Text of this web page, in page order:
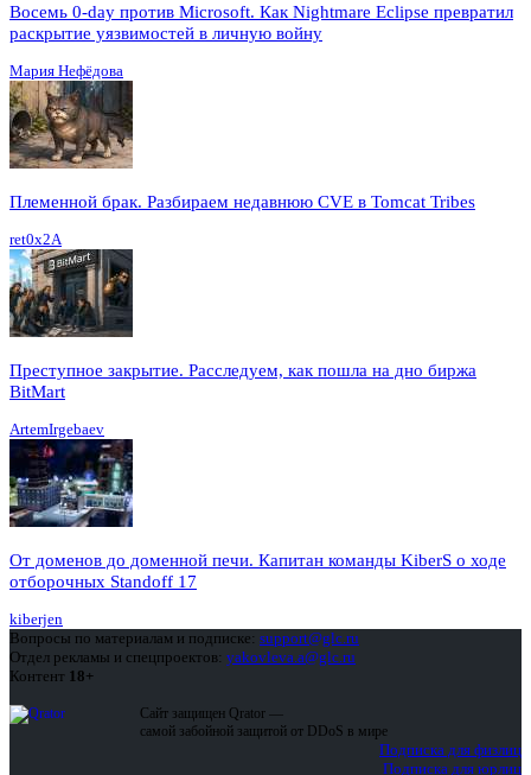
Восемь 0-day против Microsoft. Как Nightmare Eclipse превратил
раскрытие уязвимостей в личную войну
Мария Нефёдова
Племенной брак. Разбираем недавнюю CVE в Tomcat Tribes
ret0x2A
Преступное закрытие. Расследуем, как пошла на дно биржа
BitMart
ArtemIrgebaev
От доменов до доменной печи. Капитан команды KiberS о ходе
отборочных Standoff 17
kiberjen
Вопросы по материалам и подписке: support@glc.ru
Отдел рекламы и спецпроектов: yakovleva.a@glc.ru
Контент 18+
Сайт защищен Qrator —
самой забойной защитой от DDoS в мире
Подписка для физлиц
Подписка для юрлиц